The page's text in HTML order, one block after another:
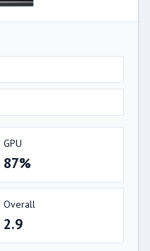
GPU
87%
Overall
2.9